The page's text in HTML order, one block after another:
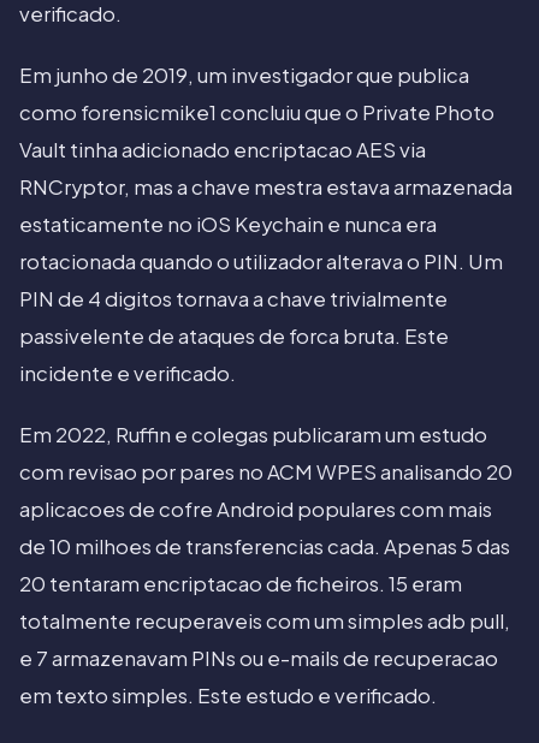
verificado.
Em junho de 2019, um investigador que publica
como forensicmike1 concluiu que o Private Photo
Vault tinha adicionado encriptacao AES via
RNCryptor, mas a chave mestra estava armazenada
estaticamente no iOS Keychain e nunca era
rotacionada quando o utilizador alterava o PIN. Um
PIN de 4 digitos tornava a chave trivialmente
passivelente de ataques de forca bruta. Este
incidente e verificado.
Em 2022, Ruffin e colegas publicaram um estudo
com revisao por pares no ACM WPES analisando 20
aplicacoes de cofre Android populares com mais
de 10 milhoes de transferencias cada. Apenas 5 das
20 tentaram encriptacao de ficheiros. 15 eram
totalmente recuperaveis com um simples adb pull,
e 7 armazenavam PINs ou e-mails de recuperacao
em texto simples. Este estudo e verificado.